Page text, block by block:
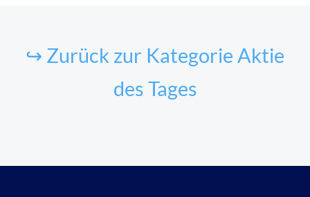
↪ Zurück zur Kategorie Aktie
des Tages